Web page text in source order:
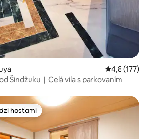
Priemerné
4,8 (177)
Šindžuku｜Celá vila s parkovaním
hosťami
hosťami